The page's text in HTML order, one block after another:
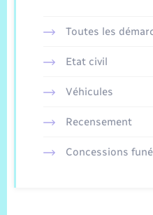
Toutes les
Etat civil
Véhicules
Recensement
Concessions